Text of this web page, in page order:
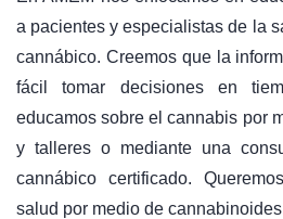
a pacientes y especialistas de la
cannábico. Creemos que la
fácil tomar decisiones en
educamos sobre el cannabis por
y talleres o mediante una
cannábico certificado.
salud por medio de